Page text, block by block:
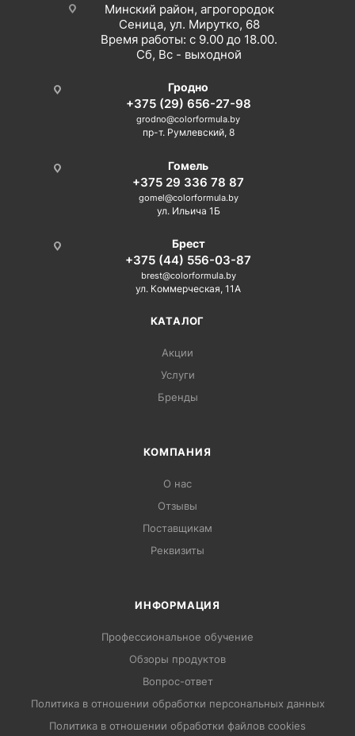
Минский район, агрогородок
Сеница, ул. Мирутко, 68
Время работы: с 9.00 до 18.00.
Сб, Вс - выходной
Гродно
+375 (29) 656-27-98
grodno@colorformula.by
пр-т. Румлевский, 8
Гомель
+375 29 336 78 87
gomel@colorformula.by
ул. Ильича 1Б
Брест
+375 (44) 556-03-87
brest@colorformula.by
ул. Коммерческая, 11А
КАТАЛОГ
Акции
Услуги
Бренды
КОМПАНИЯ
О нас
Отзывы
Поставщикам
Реквизиты
ИНФОРМАЦИЯ
Профессиональное обучение
Обзоры продуктов
Вопрос-ответ
Политика в отношении обработки персональных данных
Политика в отношении обработки файлов cookies